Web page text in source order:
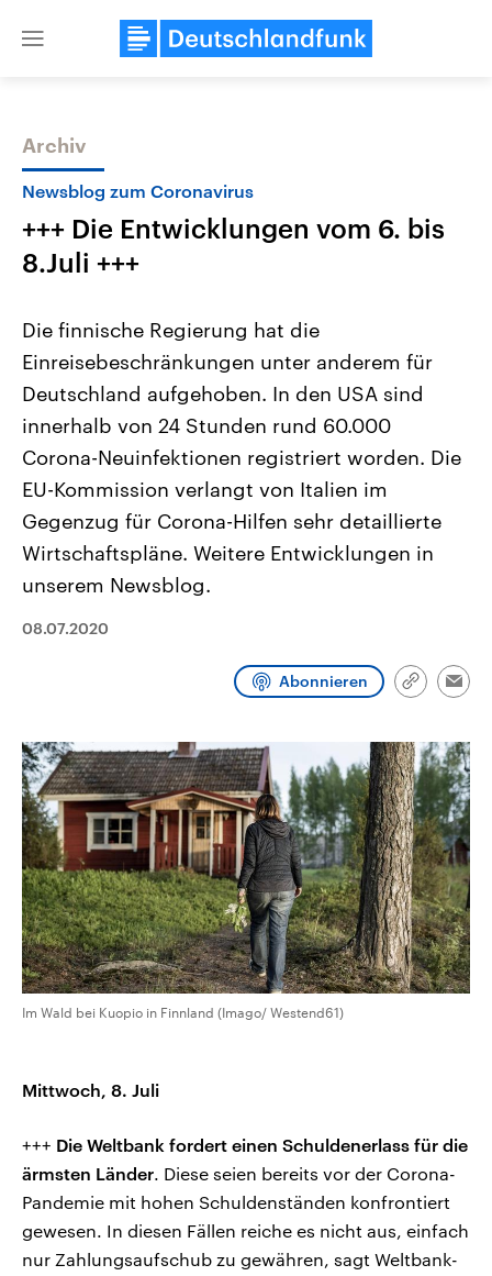
Close
Themen
Landtagswahl Sachsen-Anhalt
2026
Alle Informationen
Sachsen-Anhalt wählt am 6.
September 2026 einen neuen
Landtag. Seit 2021 wird das
Bundesland von einer Koalition aus
Umfragen, Prognosen,
Wahlprogramme, aktuelle Berichte
und Hintergründe zu den Parteien
und Kandidaten der anstehenden
Wahl.
USA
Aktuelle Beiträge,
Hintergründe
Wirtschaftlich und
gehören die Vereinigten
den mächtigsten Ländern
mit großem Einfluss auf
Sendungen Programm Podcasts
Archiv
Newsblog zum Coronavirus
+++ Die Entwicklungen vom 6. bis
8.Juli +++
Die finnische Regierung hat die
Einreisebeschränkungen unter anderem für
Deutschland aufgehoben. In den USA sind
innerhalb von 24 Stunden rund 60.000
Corona-Neuinfektionen registriert worden. Die
EU-Kommission verlangt von Italien im
Gegenzug für Corona-Hilfen sehr detaillierte
Wirtschaftspläne. Weitere Entwicklungen in
unserem Newsblog.
08.07.2020
Abonnieren
Link
Im Wald bei Kuopio in Finnland (Imago/ Westend61)
Mittwoch, 8. Juli
+++ Die Weltbank fordert einen Schuldenerlass für die
ärmsten Länder. Diese seien bereits vor der Corona-
Pandemie mit hohen Schuldenständen konfrontiert
gewesen. In diesen Fällen reiche es nicht aus, einfach
nur Zahlungsaufschub zu gewähren, sagt Weltbank-